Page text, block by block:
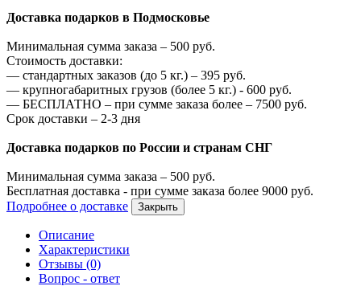
Доставка подарков в Подмосковье
Минимальная сумма заказа – 500 руб.
Стоимость доставки:
— стандартных заказов (до 5 кг.) – 395 руб.
— крупногабаритных грузов (более 5 кг.) - 600 руб.
— БЕСПЛАТНО – при сумме заказа более – 7500 руб.
Срок доставки – 2-3 дня
Доставка подарков по России и странам СНГ
Минимальная сумма заказа – 500 руб.
Бесплатная доставка - при сумме заказа более 9000 руб.
Подробнее о доставке
Закрыть
Описание
Характеристики
Отзывы (0)
Вопрос - ответ